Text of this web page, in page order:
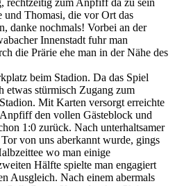
und Thomasi, die vor Ort das
danke nochmals! Vorbei an der
Innenstadt fuhr man
die Prärie ehe man in der Nähe des
beim Stadion. Da das Spiel
etwas stürmisch Zugang zum
Mit Karten versorgt erreichte
den vollen Gästeblock und
1:0 zurück. Nach unterhaltsamer
von uns aberkannt wurde, gings
wo man einige
Hälfte spielte man engagiert
Ausgleich. Nach einem abermals